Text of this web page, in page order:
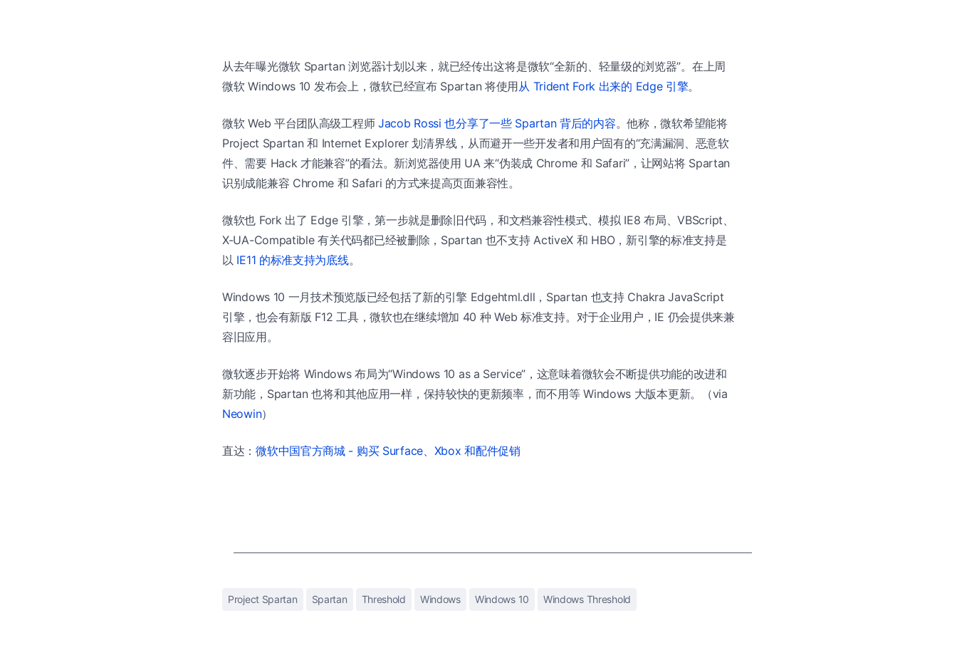
从去年曝光微软 Spartan 浏览器计划以来，就已经传出这将是微软“全新的、轻量级的浏览器”。在上周
微软 Windows 10 发布会上，微软已经宣布 Spartan 将使用从 Trident Fork 出来的 Edge 引擎。
微软 Web 平台团队高级工程师 Jacob Rossi 也分享了一些 Spartan 背后的内容。他称，微软希望能将
Project Spartan 和 Internet Explorer 划清界线，从而避开一些开发者和用户固有的“充满漏洞、恶意软
件、需要 Hack 才能兼容”的看法。新浏览器使用 UA 来“伪装成 Chrome 和 Safari”，让网站将 Spartan
识别成能兼容 Chrome 和 Safari 的方式来提高页面兼容性。
微软也 Fork 出了 Edge 引擎，第一步就是删除旧代码，和文档兼容性模式、模拟 IE8 布局、VBScript、
X-UA-Compatible 有关代码都已经被删除，Spartan 也不支持 ActiveX 和 HBO，新引擎的标准支持是
以 IE11 的标准支持为底线。
Windows 10 一月技术预览版已经包括了新的引擎 Edgehtml.dll，Spartan 也支持 Chakra JavaScript
引擎，也会有新版 F12 工具，微软也在继续增加 40 种 Web 标准支持。对于企业用户，IE 仍会提供来兼
容旧应用。
微软逐步开始将 Windows 布局为“Windows 10 as a Service”，这意味着微软会不断提供功能的改进和
新功能，Spartan 也将和其他应用一样，保持较快的更新频率，而不用等 Windows 大版本更新。（via
Neowin）
直达：微软中国官方商城 - 购买 Surface、Xbox 和配件促销
Project Spartan Spartan Threshold Windows Windows 10 Windows Threshold